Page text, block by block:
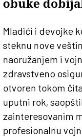
obuke
Mladići i devojke
steknu nove
naoružanjem i
zdravstveno
otvoren tokom
uputni rok,
zainteresovanim
profesionalnu